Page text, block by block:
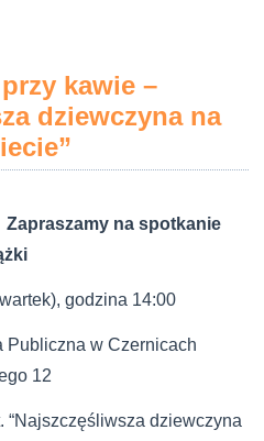
kawie –
dziewczyna na
Zapraszamy na spotkanie
godzina 14:00
Publiczna w Czernicach
12
“Najszczęśliwsza dziewczyna